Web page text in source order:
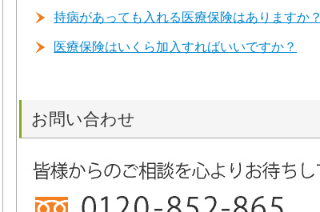
持病があっても入れる医療保険はありますか？
医療保険はいくら加入すればいいですか？
お問い合わせ